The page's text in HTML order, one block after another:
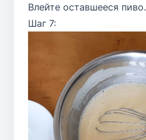
Влейте оставшееся пиво.
Шаг 7: